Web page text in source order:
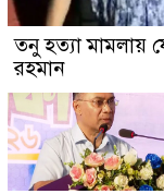
তনু হত্যা মামলায়
রহমান